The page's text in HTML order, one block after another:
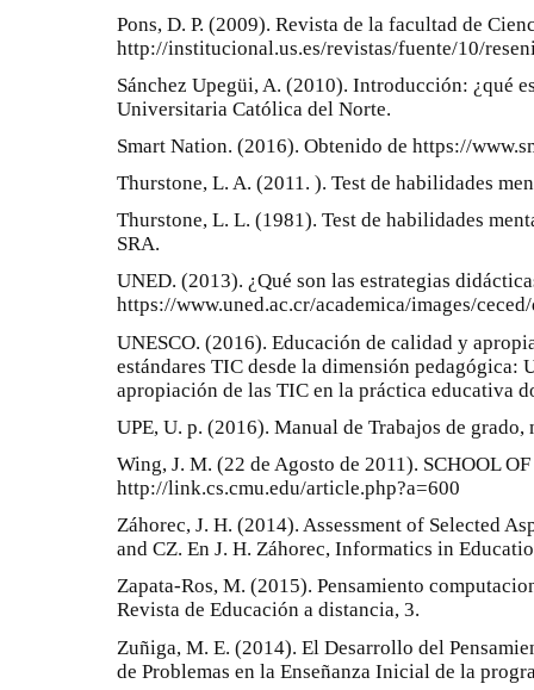
Pons, D. P. (2009). Revista de la facultad de
http://institucional.us.es/revistas/fuente/10/
Sánchez Upegüi, A. (2010). Introducción: ¿qué
Universitaria Católica del Norte.
Smart Nation. (2016). Obtenido de https://
Thurstone, L. A. (2011. ). Test de habilidades
Thurstone, L. L. (1981). Test de habilidades
SRA.
UNED. (2013). ¿Qué son las estrategias
https://www.uned.ac.cr/academica/images/
UNESCO. (2016). Educación de calidad y
estándares TIC desde la dimensión pedagógica:
apropiación de las TIC en la práctica educativa
UPE, U. p. (2016). Manual de Trabajos de grado,
Wing, J. M. (22 de Agosto de 2011). SCHOOL
http://link.cs.cmu.edu/article.php?a=600
Záhorec, J. H. (2014). Assessment of Selected
and CZ. En J. H. Záhorec, Informatics in
Zapata-Ros, M. (2015). Pensamiento
Revista de Educación a distancia, 3.
Zuñiga, M. E. (2014). El Desarrollo del
de Problemas en la Enseñanza Inicial de la